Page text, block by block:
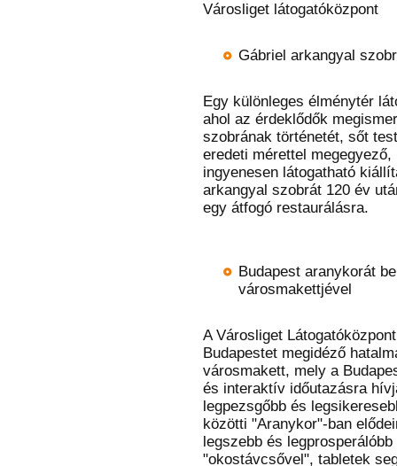
Városliget látogatóközpont
Gábriel arkangyal
Egy különleges élménytér
ahol az érdeklődők
szobrának történetét, sőt
eredeti mérettel
ingyenesen látogatható
arkangyal szobrát 120 év
egy átfogó restaurálásra.
Budapest aranykorát
városmakettjével
A Városliget
Budapestet megidéző
városmakett, mely a
és interaktív időutazásra
legpezsgőbb és
közötti "Aranykor"-ban
legszebb és
"okostávcsővel", tabletek